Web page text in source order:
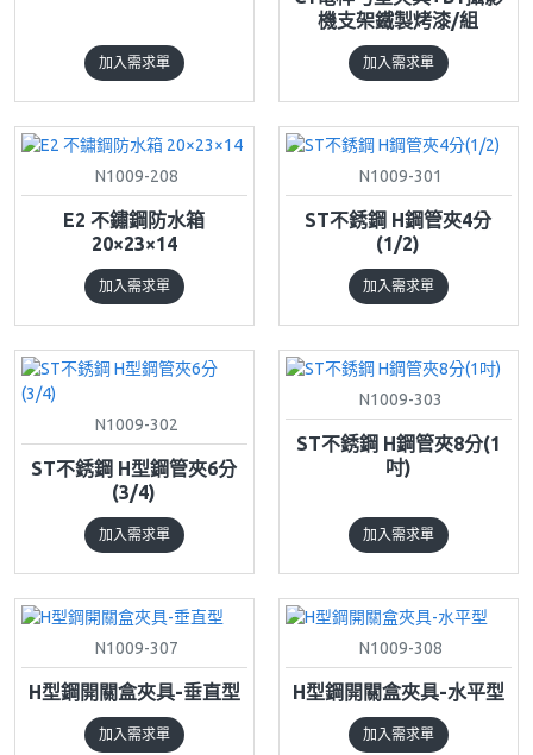
加入需求單
機支架鐵製烤漆/組
加入需求單
N1009-208
E2 不鏽鋼防水箱
20×23×14
加入需求單
N1009-301
ST不銹鋼 H鋼管夾4分
(1/2)
加入需求單
N1009-302
ST不銹鋼 H型鋼管夾6分
(3/4)
加入需求單
N1009-303
ST不銹鋼 H鋼管夾8分(1
吋)
加入需求單
N1009-307
H型鋼開關盒夾具-垂直型
加入需求單
N1009-308
H型鋼開關盒夾具-水平型
加入需求單